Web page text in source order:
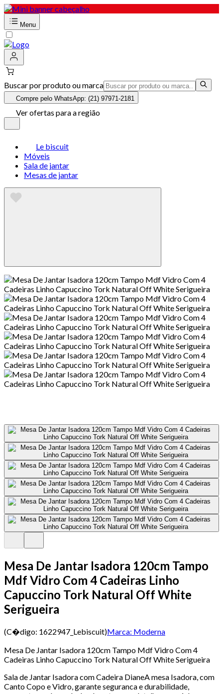
Menu
Buscar por produto ou marca
Compre pelo WhatsApp: (21) 97971-2181
Ver ofertas para a região
Le biscuit
Móveis
Sala de jantar
Mesas de jantar
Mesa De Jantar Isadora 120cm Tampo
Mdf Vidro Com 4 Cadeiras Linho
Capuccino Tork Natural Off White
Serigueira
(C�digo: 1622947_Lebiscuit)Marca: Moderna
Mesa De Jantar Isadora 120cm Tampo Mdf Vidro Com 4
Cadeiras Linho Capuccino Tork Natural Off White Serigueira
Sala de Jantar Isadora com Cadeira DianeA mesa Isadora, com
Canto Copo e Vidro, garante seguranca e durabilidade,